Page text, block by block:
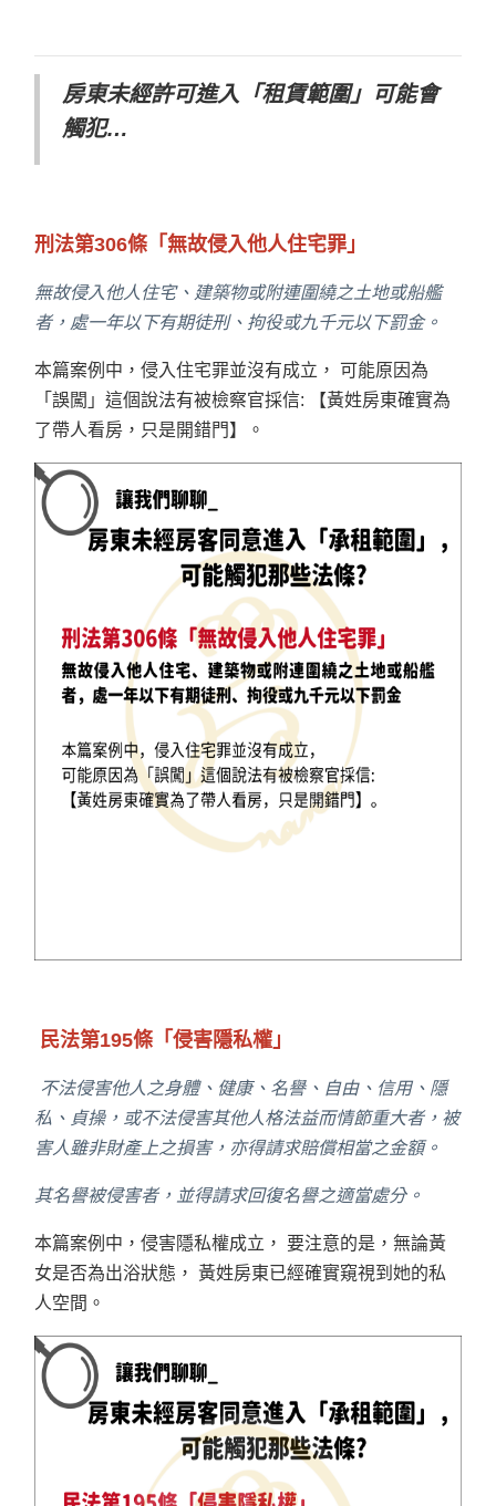
房東未經許可進入「租賃範圍」可能會
觸犯…
刑法第306條「無故侵入他人住宅罪」
無故侵入他人住宅、建築物或附連圍繞之土地或船艦
者，處一年以下有期徒刑、拘役或九千元以下罰金。
本篇案例中，侵入住宅罪並沒有成立， 可能原因為
「誤闖」這個說法有被檢察官採信: 【黃姓房東確實為
了帶人看房，只是開錯門】。
民法第195條「侵害隱私權」
不法侵害他人之身體、健康、名譽、自由、信用、隱
私、貞操，或不法侵害其他人格法益而情節重大者，被
害人雖非財產上之損害，亦得請求賠償相當之金額。
其名譽被侵害者，並得請求回復名譽之適當處分。
本篇案例中，侵害隱私權成立， 要注意的是，無論黃
女是否為出浴狀態， 黃姓房東已經確實窺視到她的私
人空間。